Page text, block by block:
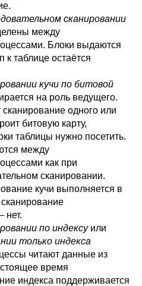
сканировании
между
Блоки выдаются
к таблице остаётся
кучи по битовой
на роль ведущего.
одного или
битовую карту,
таблицы нужно посетить.
между
как при
сканировании.
кучи выполняется в
нет.
по индексуили
только индекса
читают данные из
время
индекса поддерживается